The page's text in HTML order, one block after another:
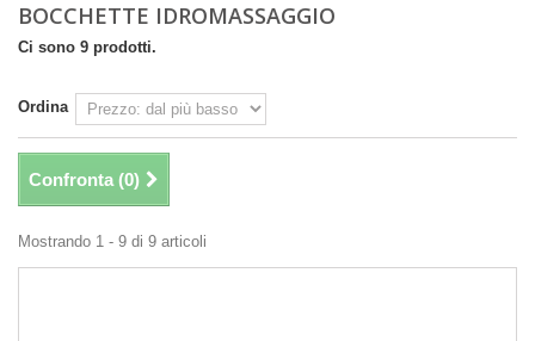
BOCCHETTE IDROMASSAGGIO
Ci sono 9 prodotti.
Ordina
Confronta (0)
Mostrando 1 - 9 di 9 articoli